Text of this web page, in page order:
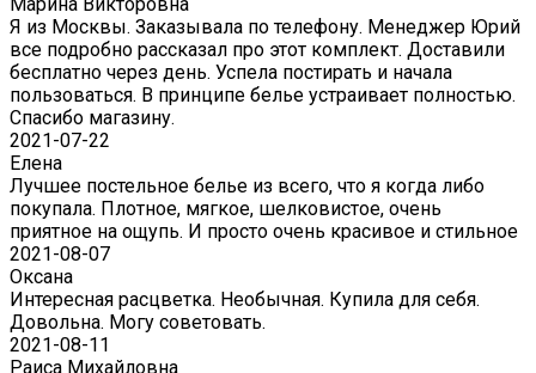
Я из Москвы. Заказывала по телефону. Менеджер Юрий
все подробно рассказал про этот комплект. Доставили
бесплатно через день. Успела постирать и начала
пользоваться. В принципе белье устраивает полностью.
Спасибо магазину.
2021-07-22
Eлена
Лучшее постельное белье из всего, что я когда либо
покупала. Плотное, мягкое, шелковистое, очень
приятное на ощупь. И просто очень красивое и стильное
2021-08-07
Оксана
Интересная расцветка. Необычная. Купила для себя.
Довольна. Могу советовать.
2021-08-11
Раиса Михайловна